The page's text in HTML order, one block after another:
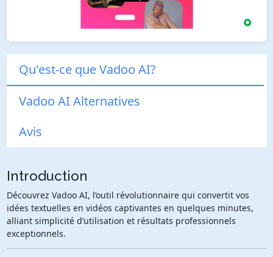
Qu'est-ce que Vadoo AI?
Vadoo AI Alternatives
Avis
Introduction
Découvrez Vadoo AI, l’outil révolutionnaire qui convertit vos
idées textuelles en vidéos captivantes en quelques minutes,
alliant simplicité d’utilisation et résultats professionnels
exceptionnels.